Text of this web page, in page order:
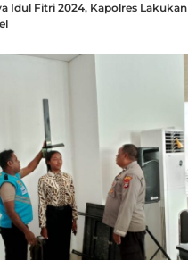
Idul Fitri 2024, Kapolres Lakukan